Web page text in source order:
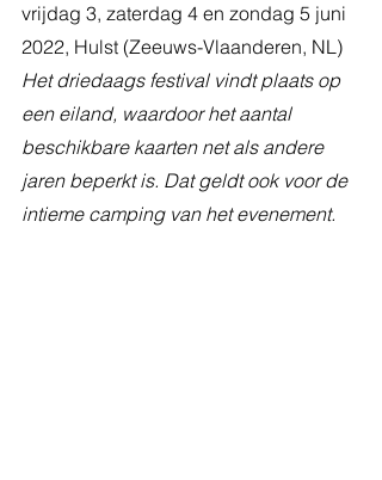
vrijdag 3, zaterdag 4 en zondag 5 juni
2022, Hulst (Zeeuws-Vlaanderen, NL)
Het driedaags festival vindt plaats op
een eiland, waardoor het aantal
beschikbare kaarten net als andere
jaren beperkt is. Dat geldt ook voor de
intieme camping van het evenement.